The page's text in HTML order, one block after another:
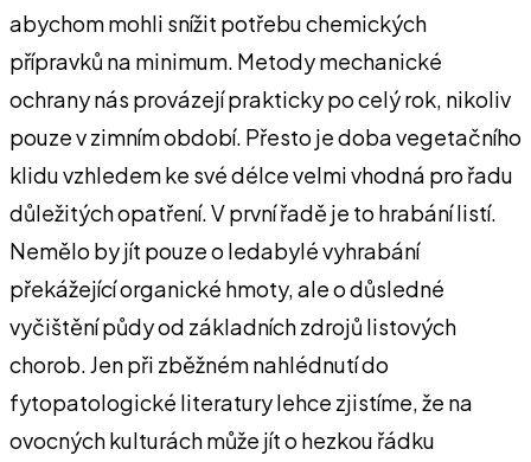
abychom mohli snížit potřebu chemických
přípravků na minimum. Metody mechanické
ochrany nás provázejí prakticky po celý rok, nikoliv
pouze v zimním období. Přesto je doba vegetačního
klidu vzhledem ke své délce velmi vhodná pro řadu
důležitých opatření. V první řadě je to hrabání listí.
Nemělo by jít pouze o ledabylé vyhrabání
překážející organické hmoty, ale o důsledné
vyčištění půdy od základních zdrojů listových
chorob. Jen při zběžném nahlédnutí do
fytopatologické literatury lehce zjistíme, že na
ovocných kulturách může jít o hezkou řádku